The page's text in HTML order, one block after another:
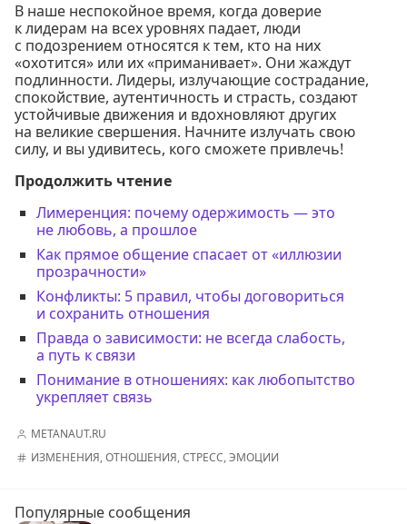
В наше неспокойное время, когда доверие
к лидерам на всех уровнях падает, люди
с подозрением относятся к тем, кто на них
«охотится» или их «приманивает». Они жаждут
подлинности. Лидеры, излучающие сострадание,
спокойствие, аутентичность и страсть, создают
устойчивые движения и вдохновляют других
на великие свершения. Начните излучать свою
силу, и вы удивитесь, кого сможете привлечь!
Продолжить чтение
Лимеренция: почему одержимость — это
не любовь, а прошлое
Как прямое общение спасает от «иллюзии
прозрачности»
Конфликты: 5 правил, чтобы договориться
и сохранить отношения
Правда о зависимости: не всегда слабость,
а путь к связи
Понимание в отношениях: как любопытство
укрепляет связь
METANAUT.RU
ИЗМЕНЕНИЯ,ОТНОШЕНИЯ,СТРЕСС,ЭМОЦИИ
Популярные сообщения